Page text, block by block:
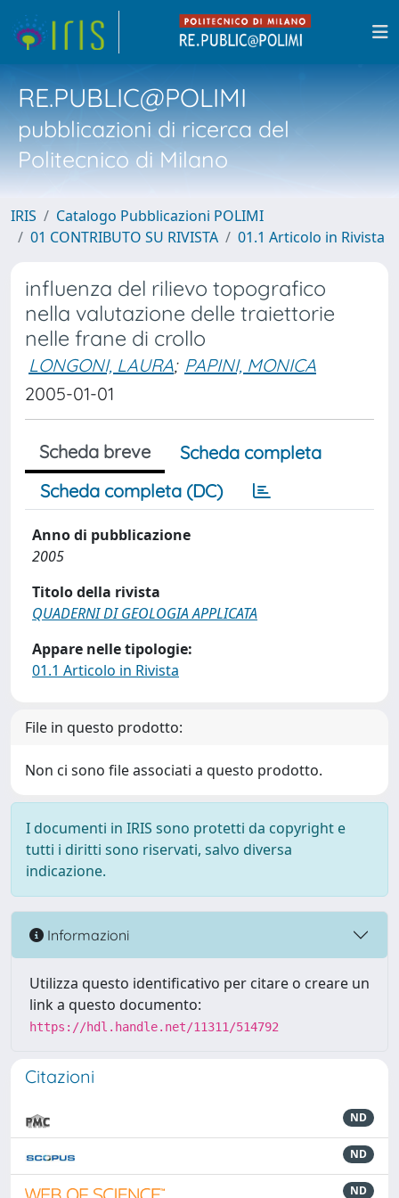
RE.PUBLIC@POLIMI
pubblicazioni di ricerca del
Politecnico di Milano
IRIS
Catalogo Pubblicazioni POLIMI
01 CONTRIBUTO SU RIVISTA
01.1 Articolo in Rivista
influenza del rilievo topografico
nella valutazione delle traiettorie
nelle frane di crollo
LONGONI, LAURA; PAPINI, MONICA
2005-01-01
Scheda breve
Scheda completa
Scheda completa (DC)
Anno di pubblicazione
2005
Titolo della rivista
QUADERNI DI GEOLOGIA APPLICATA
Appare nelle tipologie:
01.1 Articolo in Rivista
File in questo prodotto:
Non ci sono file associati a questo prodotto.
I documenti in IRIS sono protetti da copyright e
tutti i diritti sono riservati, salvo diversa
indicazione.
Informazioni
Utilizza questo identificativo per citare o creare un
link a questo documento:
https://hdl.handle.net/11311/514792
Citazioni
ND
ND
ND